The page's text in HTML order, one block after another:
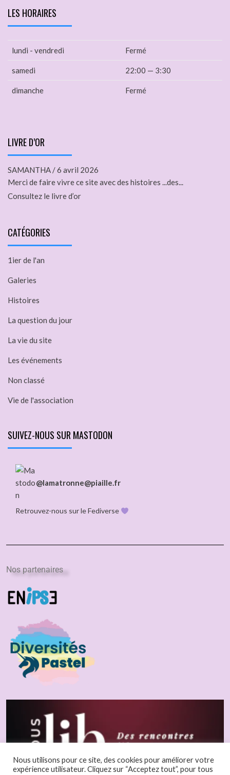
LES HORAIRES
lundi - vendredi Fermé
samedi 22:00 — 3:30
dimanche Fermé
LIVRE D’OR
SAMANTHA /6 avril 2026
Merci de faire vivre ce site avec des histoires ...des...
Consultez le livre d’or
CATÉGORIES
1ier de l'an
Galeries
Histoires
La question du jour
La vie du site
Les événements
Non classé
Vie de l'association
SUIVEZ-NOUS SUR MASTODON
@lamatronne@piaille.fr
Retrouvez-nous sur le Fediverse
Nos partenaires
Nous utilisons pour ce site, des cookies pour améliorer votre
expérience utilisateur. Cliquez sur “Acceptez tout”, pour tous